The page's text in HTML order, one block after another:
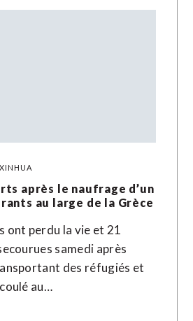
XINHUA
après le naufrage d’un
au large de la Grèce
ont perdu la vie et 21
samedi après
des réfugiés et
au…